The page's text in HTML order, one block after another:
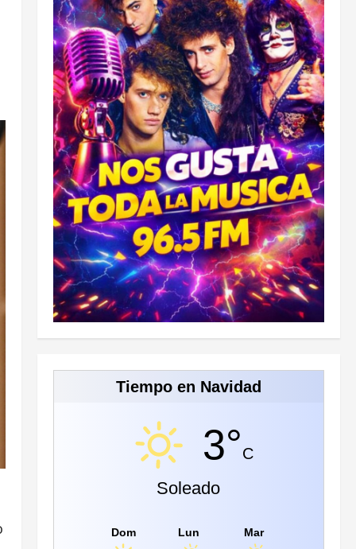
Tiempo en Navidad
3°C
Soleado
Dom Lun Mar